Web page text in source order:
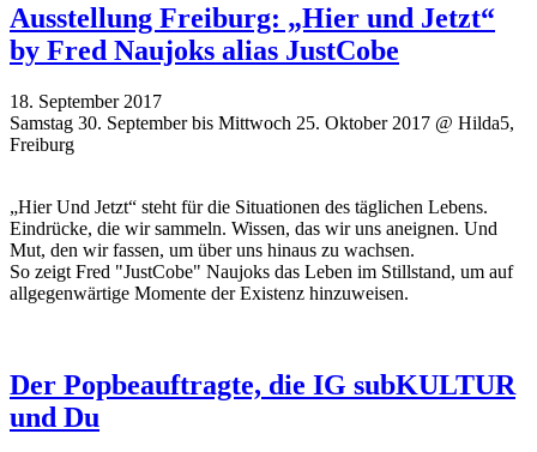
Ausstellung Freiburg: „Hier und Jetzt“
by Fred Naujoks alias JustCobe
18. September 2017
Samstag 30. September bis Mittwoch 25. Oktober 2017 @ Hilda5,
Freiburg
„Hier Und Jetzt“ steht für die Situationen des täglichen Lebens.
Eindrücke, die wir sammeln. Wissen, das wir uns aneignen. Und
Mut, den wir fassen, um über uns hinaus zu wachsen.
So zeigt Fred "JustCobe" Naujoks das Leben im Stillstand, um auf
allgegenwärtige Momente der Existenz hinzuweisen.
Der Popbeauftragte, die IG subKULTUR
und Du